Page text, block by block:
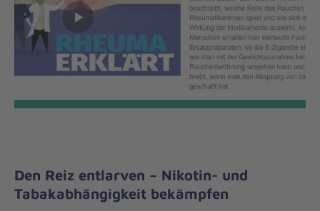
Den Reiz entlarven – Nikotin- und
Tabakabhängigkeit bekämpfen